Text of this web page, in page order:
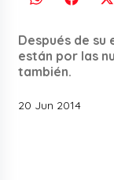
Después de su
están por las
también.
20 Jun 2014